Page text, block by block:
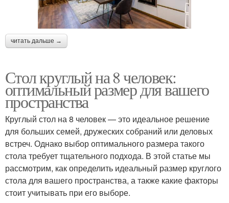
читать дальше →
Стол круглый на 8 человек:
оптимальный размер для вашего
пространства
Круглый стол на 8 человек — это идеальное решение
для больших семей, дружеских собраний или деловых
встреч. Однако выбор оптимального размера такого
стола требует тщательного подхода. В этой статье мы
рассмотрим, как определить идеальный размер круглого
стола для вашего пространства, а также какие факторы
стоит учитывать при его выборе.